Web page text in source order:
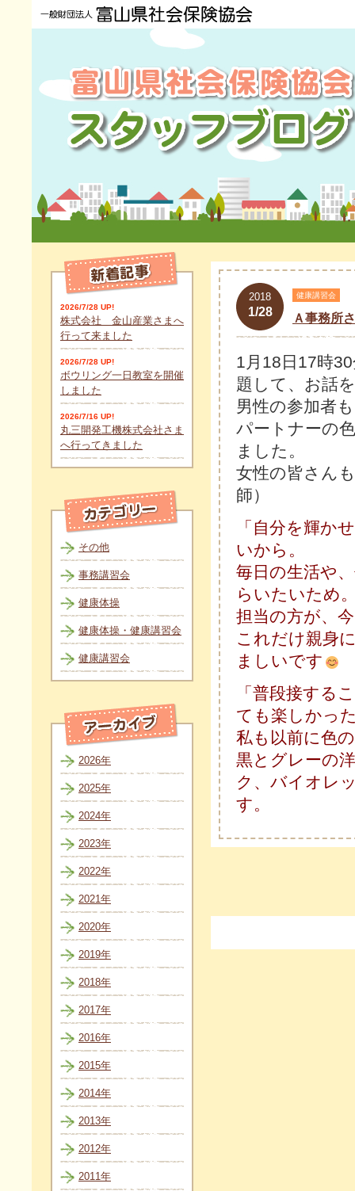
2018
1/28
健康講習会
Ａ事務所
1月18日17時
題して、お話
男性の参加者
パートナーの
ました。
女性の皆さん
師）
「自分を輝か
いから。
毎日の生活や
らいたいため
担当の方が、
これだけ親身
ましいです
「普段接する
ても楽しかっ
私も以前に色
黒とグレーの
ク、バイオレ
す。 （
2026/7/28 UP!
株式会社 金山産業さまへ
行って来ました
2026/7/28 UP!
ボウリング一日教室を開催
しました
2026/7/16 UP!
丸三開発工機株式会社さま
へ行ってきました
その他
事務講習会
健康体操
健康体操・健康講習会
健康講習会
2026年
2025年
2024年
2023年
2022年
2021年
2020年
2019年
2018年
2017年
2016年
2015年
2014年
2013年
2012年
2011年